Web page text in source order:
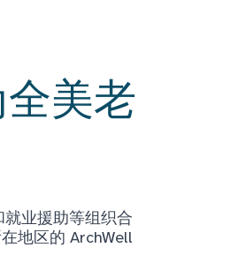
美老
业援助等组织合
地区的 ArchWell